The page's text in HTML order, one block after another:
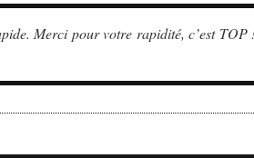
Merci pour votre rapidité, c’est TOP